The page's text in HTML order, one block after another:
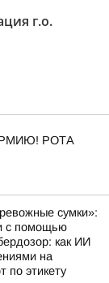
г.о.
РОТА
сумки»:
с помощью
как ИИ
на
по этикету